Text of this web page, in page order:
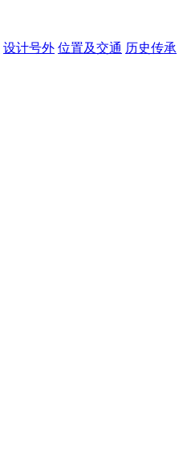
设计号外 位置及交通 历史传承